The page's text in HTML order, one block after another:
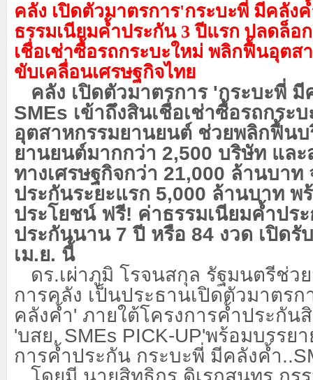
คลัง เปิดตัวมาตรการ'กระบะพี่ มีคลัง
ธรรมเนียมค้ำประกัน 3 ปีแรก ปลดล็อ
เชื่อเช่าซื้อรถกระบะใหม่ พลิกฟื้นอุตส
ขับเคลื่อนเศรษฐกิจไทย
คลัง เปิดตัวมาตรการ 'กระบะพี่ มี
SMEs เข้าถึงสินเชื่อเช่าซื้อรถกระ
อุตสาหกรรมยานยนต์ ช่วยพลิกฟื้น
ยานยนต์มากกว่า 2,500 บริษัท และ
ทางเศรษฐกิจกว่า 21,000 ล้านบาท
ประกันระยะแรก 5,000 ล้านบาท พ
ประโยชน์ ฟรี! ค่าธรรมเนียมค้ำปร
ประกันนาน 7 ปี หรือ 84 งวด เปิดรั
เม.ย. นี้
ดร.เผ่าภูมิ โรจนสกุล รัฐมนตรีช่ว
การคลัง เป็นประธานเปิดตัวมาตร
คลังค้ำ' ภายใต้โครงการค้ำประกัน
'บสย. SMEs PICK-UP'พร้อมบรรย
การค้ำประกัน กระบะพี่ มีคลังค้ำ